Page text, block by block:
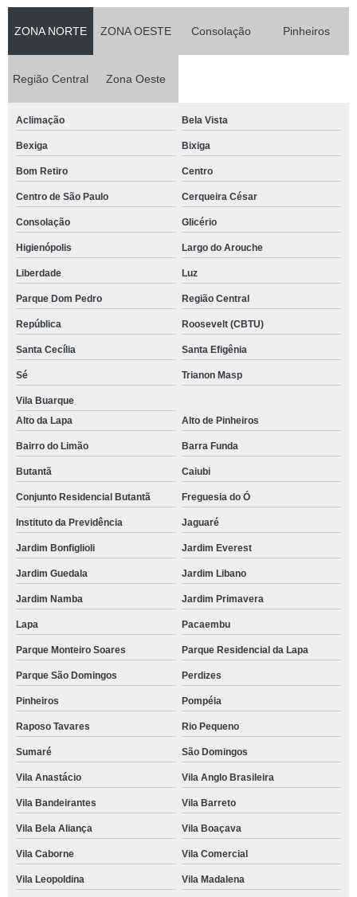
ZONA NORTE ZONA OESTE Consolação Pinheiros
Região Central Zona Oeste
Aclimação Bela Vista
Bexiga Bixiga
Bom Retiro Centro
Centro de São Paulo Cerqueira César
Consolação Glicério
Higienópolis Largo do Arouche
Liberdade Luz
Parque Dom Pedro Região Central
República Roosevelt (CBTU)
Santa Cecília Santa Efigênia
Sé Trianon Masp
Vila Buarque
Alto da Lapa
Alto de Pinheiros
Bairro do Limão Barra Funda
Butantã Caiubi
Conjunto Residencial Butantã Freguesia do Ó
Instituto da Previdência Jaguaré
Jardim Bonfiglioli Jardim Everest
Jardim Guedala Jardim Libano
Jardim Namba Jardim Primavera
Lapa Pacaembu
Parque Monteiro Soares Parque Residencial da Lapa
Parque São Domingos Perdizes
Pinheiros Pompéia
Raposo Tavares Rio Pequeno
Sumaré São Domingos
Vila Anastácio Vila Anglo Brasileira
Vila Bandeirantes Vila Barreto
Vila Bela Aliança Vila Boaçava
Vila Caborne Vila Comercial
Vila Leopoldina Vila Madalena